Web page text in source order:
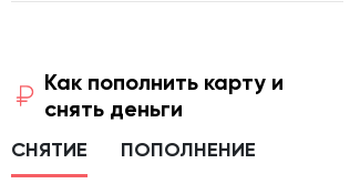
Как пополнить карту и
снять деньги
СНЯТИЕ ПОПОЛНЕНИЕ